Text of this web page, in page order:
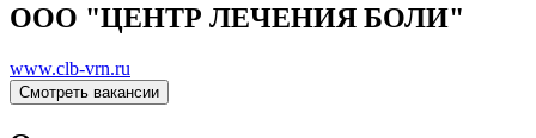
ООО "ЦЕНТР ЛЕЧЕНИЯ БОЛИ"
www.clb-vrn.ru
Смотреть вакансии